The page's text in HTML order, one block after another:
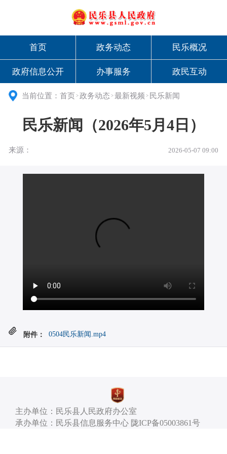
首页 政务动态 民乐概况
政府信息公开 办事服务 政民互动
当前位置：首页 > 政务动态 >最新视频 > 民乐新闻
民乐新闻（2026年5月4日）
来源： 2026-05-07 09:00
附件： 0504民乐新闻.mp4
主办单位：民乐县人民政府办公室
承办单位：民乐县信息服务中心 陇ICP备05003861号